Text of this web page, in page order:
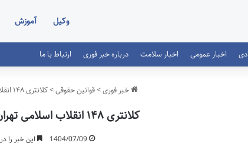
وکیل آموزش
اخبار عمومی اخبار سلامت درباره خبر فوری ارتباط با ما
خبر فوری>قوانین حقوقی>کلانتری ۱۴۸ انقلاب اسلامی تهران | آدرس، تلفن و اطلاعات کامل
کلانتری ۱۴۸ انقلاب اسلامی تهران | آدرس، تلفن و اطلاعات کامل
1404/07/09 این خبر را در خبر